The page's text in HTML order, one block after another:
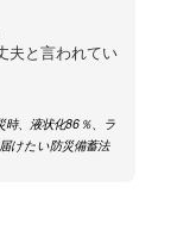
夫と言われてい
時、液状化86％、ラ
けたい防災備蓄法